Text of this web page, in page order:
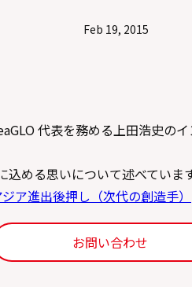
Feb 19, 2015
代表を務める上田浩史の
める思いについて述べていま
ア進出後押し（次代の創造手）
お問い合わせ